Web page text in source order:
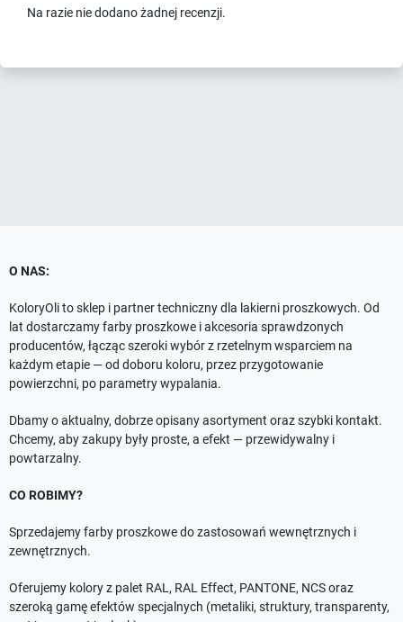
Na razie nie dodano żadnej recenzji.
O NAS:
KoloryOli to sklep i partner techniczny dla lakierni proszkowych. Od
lat dostarczamy farby proszkowe i akcesoria sprawdzonych
producentów, łącząc szeroki wybór z rzetelnym wsparciem na
każdym etapie — od doboru koloru, przez przygotowanie
powierzchni, po parametry wypalania.
Dbamy o aktualny, dobrze opisany asortyment oraz szybki kontakt.
Chcemy, aby zakupy były proste, a efekt — przewidywalny i
powtarzalny.
CO ROBIMY?
Sprzedajemy farby proszkowe do zastosowań wewnętrznych i
zewnętrznych.
Oferujemy kolory z palet RAL, RAL Effect, PANTONE, NCS oraz
szeroką gamę efektów specjalnych (metaliki, struktury, transparenty,